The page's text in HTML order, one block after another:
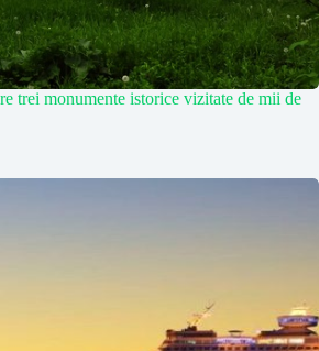
trei monumente istorice vizitate de mii de